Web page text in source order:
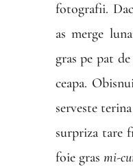
fotografii.
as merge
gras pe pat
ceapa.
serveste
surpriza tare
foie grasmi-